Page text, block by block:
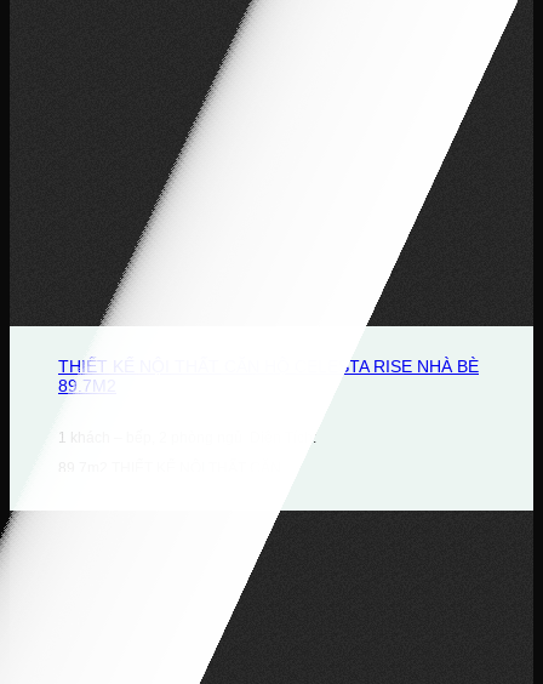
THIẾT KẾ NỘI THẤT CĂN HỘ CELESTA RISE NHÀ BÈ
89.7M2
1 khách – bếp, 2 phòng ngủ Diện Tích: